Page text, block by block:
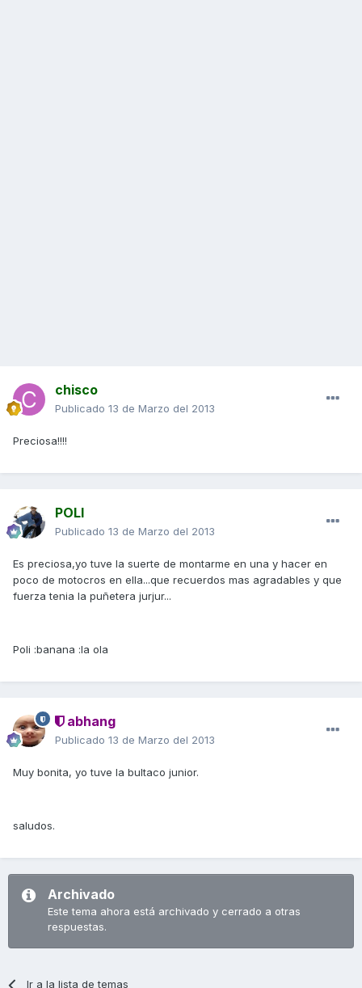
chisco
Publicado 13 de Marzo del 2013
Preciosa!!!!
POLI
Publicado 13 de Marzo del 2013
Es preciosa,yo tuve la suerte de montarme en una y hacer en
poco de motocros en ella...que recuerdos mas agradables y que
fuerza tenia la puñetera jurjur...
Poli :banana :la ola
abhang
Publicado 13 de Marzo del 2013
Muy bonita, yo tuve la bultaco junior.
saludos.
Archivado
Este tema ahora está archivado y cerrado a otras
respuestas.
Ir a la lista de temas